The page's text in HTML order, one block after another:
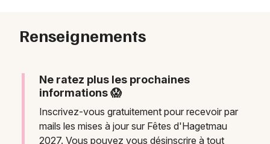
Renseignements
Ne ratez plus les prochaines
informations 😱
Inscrivez-vous gratuitement pour recevoir par
mails les mises à jour sur Fêtes d'Hagetmau
2027. Vous pouvez vous désinscrire à tout